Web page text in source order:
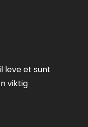
leve et sunt
viktig